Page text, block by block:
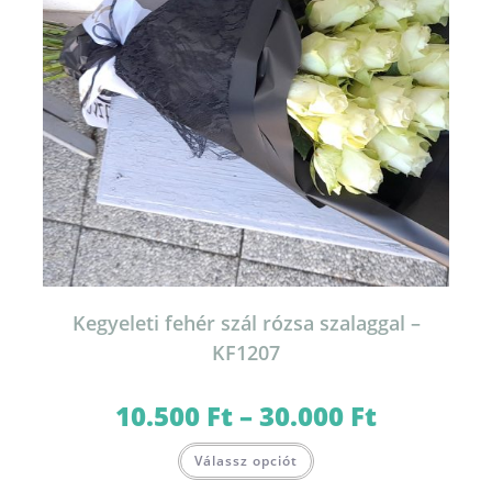
Kegyeleti fehér szál rózsa szalaggal –
KF1207
10.500 Ft–30.000 Ft10.500 Ft
Válassz opciót a